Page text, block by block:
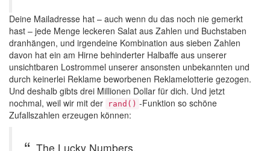
Deine Mailadresse hat – auch wenn du das noch nie gemerkt
hast – jede Menge leckeren Salat aus Zahlen und Buchstaben
dranhängen, und irgendeine Kombination aus sieben Zahlen
davon hat ein am Hirne behinderter Halbaffe aus unserer
unsichtbaren Lostrommel unserer ansonsten unbekannten und
durch keinerlei Reklame beworbenen Reklamelotterie gezogen.
Und deshalb gibts drei Millionen Dollar für dich. Und jetzt
nochmal, weil wir mit der
rand() -Funktion so schöne
Zufallszahlen erzeugen können:
The Lucky Numbers.